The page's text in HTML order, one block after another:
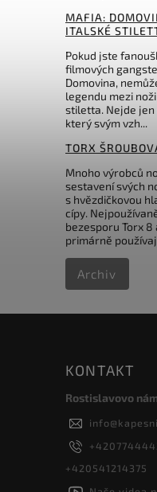
MAFIA:
ITALSKÉ
Pokud jste
filmových
Domovina,
legendu mezi
stiletta. Nejde jen
který svým vzh...
TORX
Mnoho výrobců
sestavení svých
s hvězdičkovou
cípy.
bezesporu Torx
primárně
Archiv
Silky &
2
KONTAKT
Rostislavovo
info@
+420541214375